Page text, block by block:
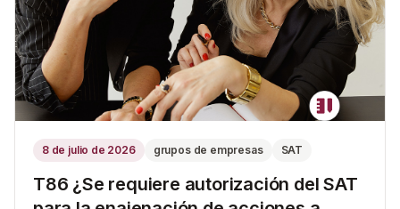
8 de julio de 2026 grupos de empresas SAT
T86 ¿Se requiere autorización del SAT